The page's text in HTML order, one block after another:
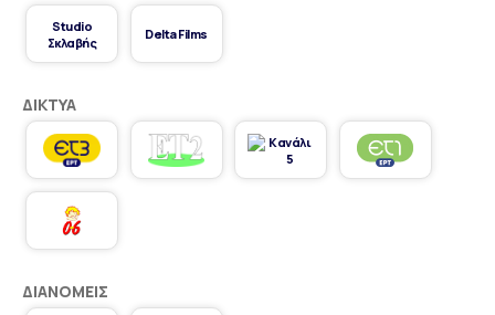
Studio
Σκλαβής
Delta Films
ΔΊΚΤΥΑ
ΔΙΑΝΟΜΕΊΣ